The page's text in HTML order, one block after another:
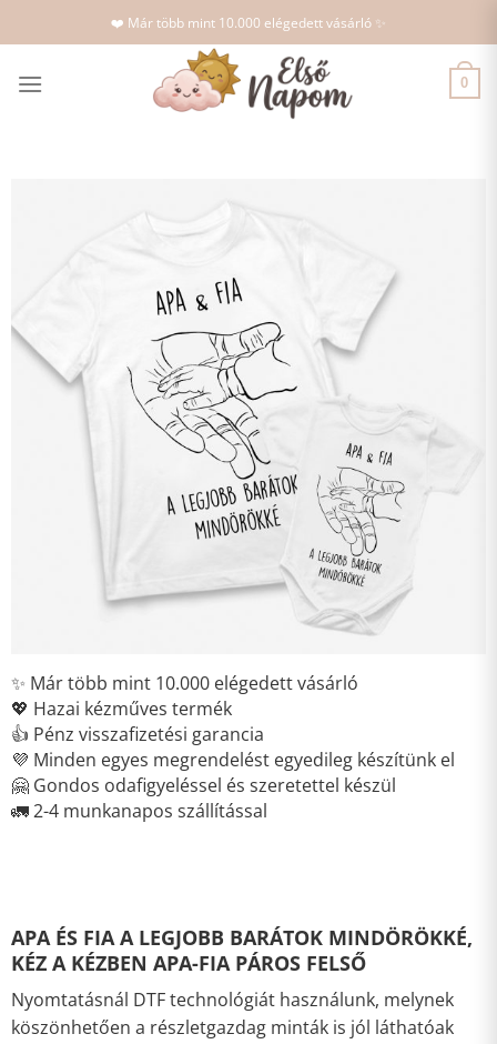
to
❤️ Már több mint 10.000 elégedett vásárló ✨
0
✨ Már több mint 10.000 elégedett vásárló
💖 Hazai kézműves termék
👍 Pénz visszafizetési garancia
💜 Minden egyes megrendelést egyedileg készítünk el
🤗 Gondos odafigyeléssel és szeretettel készül
🚛 2-4 munkanapos szállítással
APA ÉS FIA A LEGJOBB BARÁTOK MINDÖRÖKKÉ,
KÉZ A KÉZBEN APA-FIA PÁROS FELSŐ
Nyomtatásnál DTF technológiát használunk, melynek
köszönhetően a részletgazdag minták is jól láthatóak